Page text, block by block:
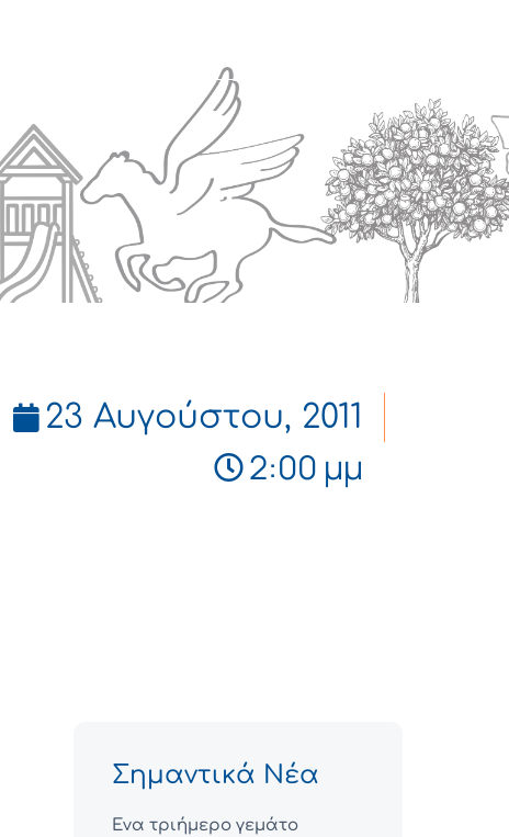
23 Αυγούστου, 2011
2:00 μμ
Σημαντικά Νέα
Ένα τριήμερο γεμάτο